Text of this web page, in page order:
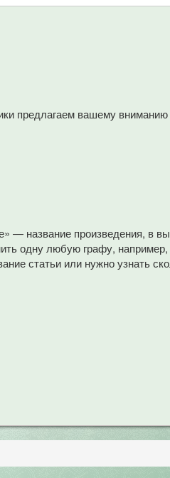
предлагаем вашему
— название произведения, в
одну любую графу,
статьи или нужно узнать